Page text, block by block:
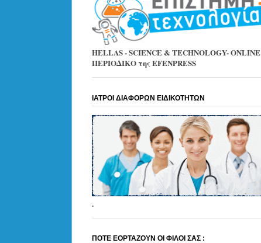
HELLAS - SCIENCE & TECHNOLOGY- ONLINE
ΠΕΡΙΟΔΙΚΟ της EFENPRESS
ΙΑΤΡΟΙ ΔΙΑΦΟΡΩΝ ΕΙΔΙΚΟΤΗΤΩΝ
.
ΠΟΤΕ ΕΟΡΤΑΖΟΥΝ ΟΙ ΦΙΛΟΙ ΣΑΣ :